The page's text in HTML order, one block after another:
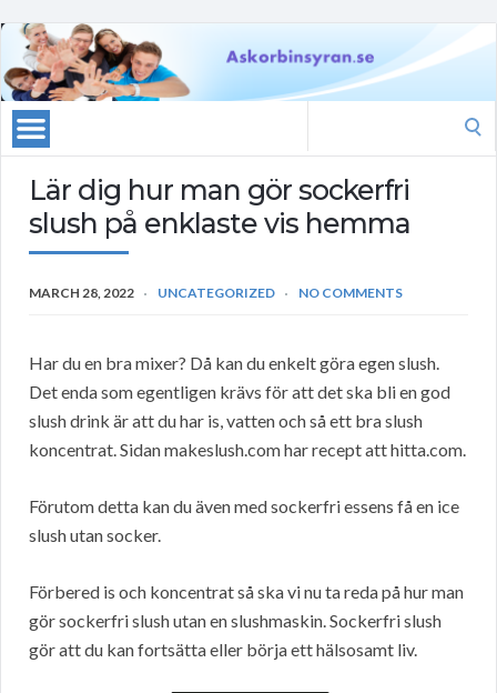
Lär dig hur man gör sockerfri
slush på enklaste vis hemma
MARCH 28, 2022 UNCATEGORIZED NO COMMENTS
Har du en bra mixer? Då kan du enkelt göra egen slush.
Det enda som egentligen krävs för att det ska bli en god
slush drink är att du har is, vatten och så ett bra slush
koncentrat. Sidan makeslush.com har recept att hitta.com.
Förutom detta kan du även med sockerfri essens få en ice
slush utan socker.
Förbered is och koncentrat så ska vi nu ta reda på hur man
gör sockerfri slush utan en slushmaskin. Sockerfri slush
gör att du kan fortsätta eller börja ett hälsosamt liv.